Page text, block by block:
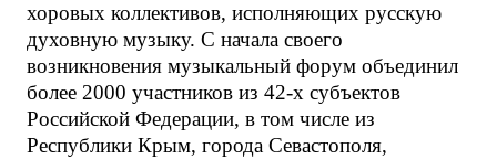
хоровых коллективов, исполняющих русскую
духовную музыку. С начала своего
возникновения музыкальный форум объединил
более 2000 участников из 42-х субъектов
Российской Федерации, в том числе из
Республики Крым, города Севастополя,